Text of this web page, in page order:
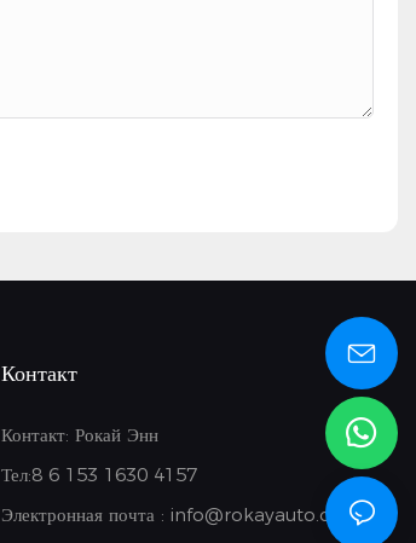
Контакт
Контакт: Рокай Энн
Тел:8 6 153 1630 4157
Электронная почта : info@rokayauto.com